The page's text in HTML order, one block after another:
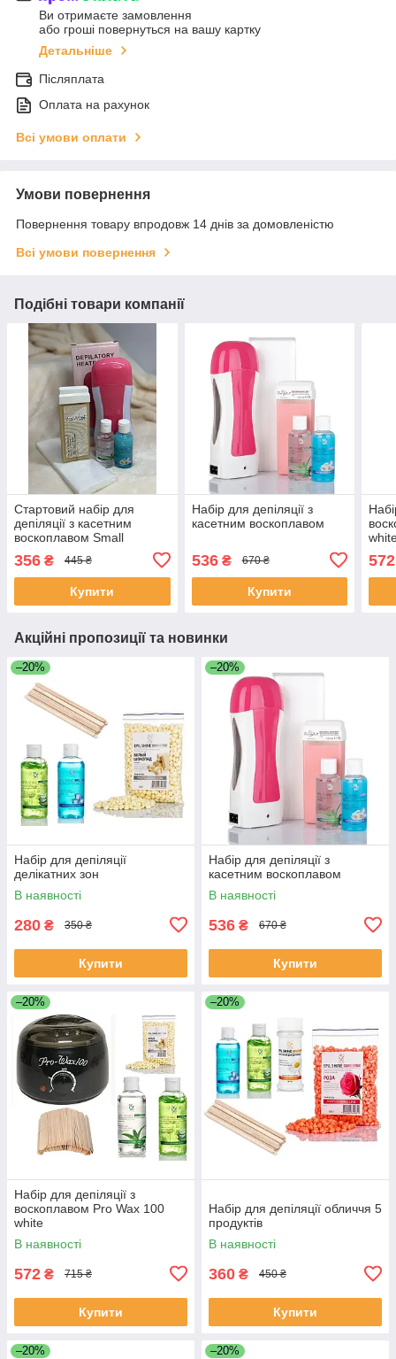
Ви отримаєте замовлення
або гроші повернуться на вашу картку
Детальніше
Післяплата
Оплата на рахунок
Всі умови оплати
Умови повернення
Повернення товару впродовж 14 днів за домовленістю
Всі умови повернення
Подібні товари компанії
Стартовий набір для
депіляції з касетним
воскоплавом Small
356 ₴ 445 ₴
Купити
Набір для депіляції з
касетним воскоплавом
536₴ 670 ₴
Купити
572
Акційні пропозиції та новинки
–20%
Набір для депіляції
делікатних зон
В наявності
280 ₴ 350 ₴
Купити
–20%
Набір для депіляції з
касетним воскоплавом
В наявності
536 ₴ 670 ₴
Купити
–20%
Набір для депіляції з
воскоплавом Pro Wax 100
white
В наявності
572 ₴ 715 ₴
Купити
–20%
Набір для депіляції обличчя 5
продуктів
В наявності
360 ₴ 450 ₴
Купити
–20% –20%